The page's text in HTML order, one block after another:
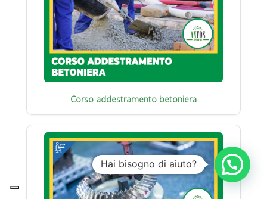
Corso addestramento betoniera
Hai bisogno di aiuto?